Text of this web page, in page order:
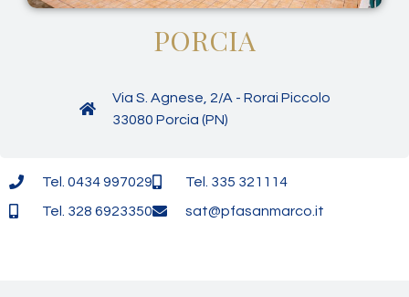
PORCIA
Via S. Agnese, 2/A - Rorai Piccolo
33080 Porcia (PN)
Tel. 0434 997029
Tel. 335 321114
Tel. 328 6923350
sat@pfasanmarco.it